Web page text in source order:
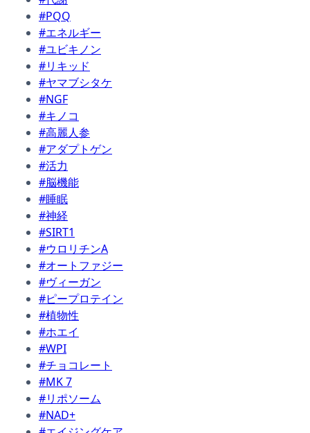
#PQQ
#エネルギー
#ユビキノン
#リキッド
#ヤマブシタケ
#NGF
#キノコ
#高麗人参
#アダプトゲン
#活力
#脳機能
#睡眠
#神経
#SIRT1
#ウロリチンA
#オートファジー
#ヴィーガン
#ピープロテイン
#植物性
#ホエイ
#WPI
#チョコレート
#MK 7
#リポソーム
#NAD+